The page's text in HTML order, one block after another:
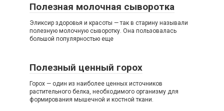
Полезная молочная сыворотка
Эликсир здоровья и красоты — так в старину называли
полезную молочную сыворотку. Она пользовалась
большой популярностью еще
Полезный ценный горох
Горох — один из наиболее ценных источников
растительного белка, необходимого организму для
формирования мышечной и костной ткани.